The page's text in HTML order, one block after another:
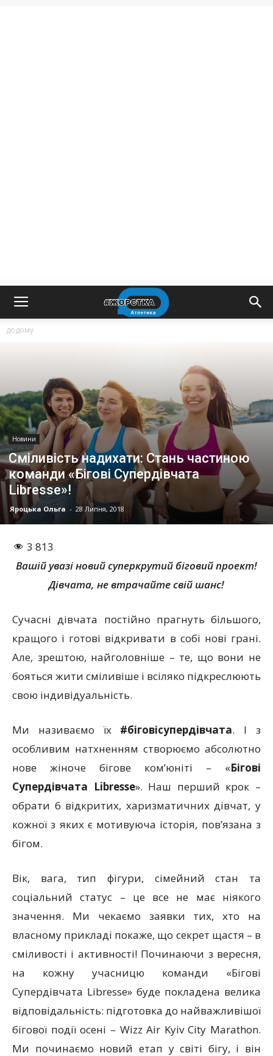
додому
Новини
Сміливість надихати: Стань частиною
команди «Бігові Супердівчата
Libresse»!
Яроцька Ольга - 28 Липня, 2018
3 813
Вашій увазі новий суперкрутий біговий проект!
Дівчата, не втрачайте свій шанс!
Сучасні дівчата постійно прагнуть більшого,
кращого і готові відкривати в собі нові грані.
Але, зрештою, найголовніше – те, що вони не
бояться жити сміливіше і всіляко підкреслюють
свою індивідуальність.
Ми називаємо їх #біговіcупердівчата. І з
особливим натхненням створюємо абсолютно
нове жіноче бігове ком’юніті – «Бігові
Супердівчата Libresse». Наш перший крок –
обрати 6 відкритих, харизматичних дівчат, у
кожної з яких є мотивуюча історія, пов’язана з
бігом.
Вік, вага, тип фігури, сімейний стан та
соціальний статус – це все не має ніякого
значення. Ми чекаємо заявки тих, хто на
власному прикладі покаже, що секрет щастя – в
сміливості і активності! Починаючи з вересня,
на кожну учасницю команди «Бігові
Супердівчата Libresse» буде покладена велика
відповідальність: підготовка до найважливішої
бігової події осені – Wizz Air Kyiv Сity Marathon.
Ми починаємо новий етап у світі бігу, і він